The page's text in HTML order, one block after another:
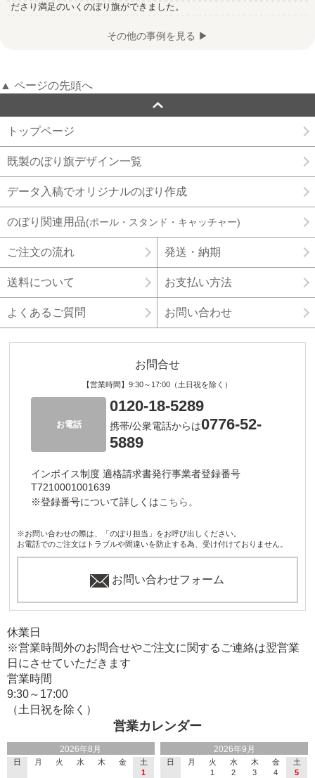
ださり満足のいくのぼり旗ができました。
その他の事例を見る ▶
▲ ページの先頭へ
トップページ
既製のぼり旗デザイン一覧
データ入稿でオリジナルのぼり作成
のぼり関連用品(ポール・スタンド・キャッチャー)
ご注文の流れ 発送・納期
送料について お支払い方法
よくあるご質問 お問い合わせ
お問合せ
【営業時間】9:30～17:00（土日祝を除く）
お電話
0120-18-5289
携帯/公衆電話からは0776-52-
5889
インボイス制度 適格請求書発行事業者登録番号
T7210001001639
※登録番号について詳しくはこちら。
※お問い合わせの際は、「のぼり担当」をお呼び出しください。
お電話でのご注文はトラブルや間違いを防止する為、受け付けておりません。
お問い合わせフォーム
営業カレンダー
2026年8月
日 月 火 水 木 金
土
1
2026年9月
日 月 火 水 木 金
土
1
2 3 4
5
休業日
※営業時間外のお問合せやご注文に関するご連絡は翌営業
日にさせていただきます
営業時間
9:30～17:00
（土日祝を除く）